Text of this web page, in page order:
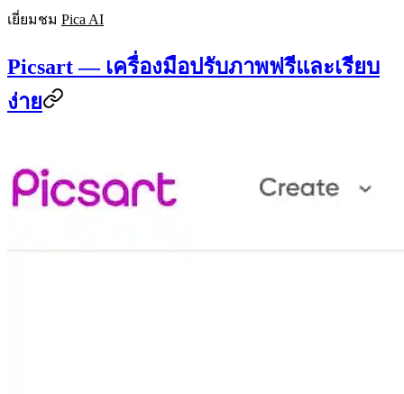
เยี่ยมชม Pica AI
Picsart — เครื่องมือปรับภาพฟรีและเรียบ
ง่าย